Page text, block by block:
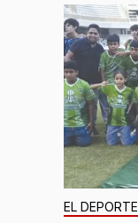
EL DEPORTE